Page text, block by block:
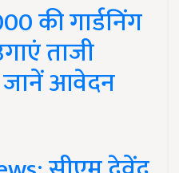
की गार्डनिंग
ताजी
जानें आवेदन